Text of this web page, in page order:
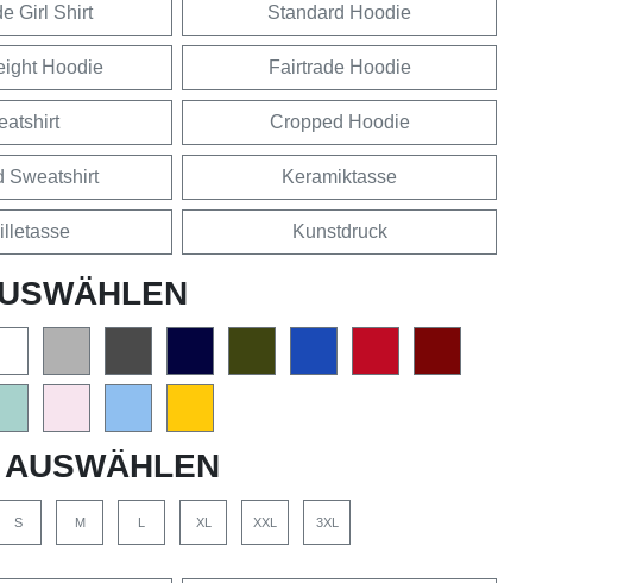
Girl Shirt Standard Hoodie
Hoodie Fairtrade Hoodie
Cropped Hoodie
Sweatshirt Keramiktasse
Kunstdruck
S M L XL XXL 3XL